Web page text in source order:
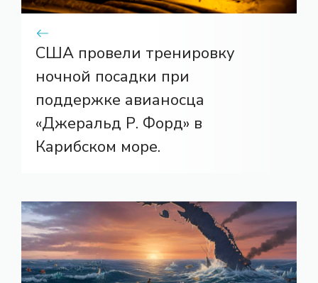
США провели тренировку
ночной посадки при
поддержке авианосца
«Джеральд Р. Форд» в
Карибском море.